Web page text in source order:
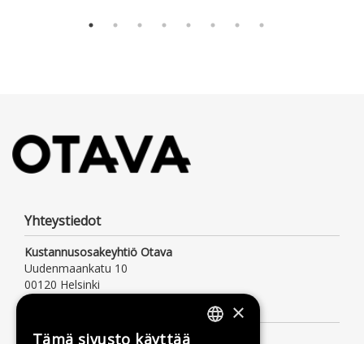
Yhteystiedot
Kustannusosakeyhtiö Otava
Uudenmaankatu 10
00120 Helsinki
Palvelemme arkisin klo 9–16
×
Tämä sivusto käyttää